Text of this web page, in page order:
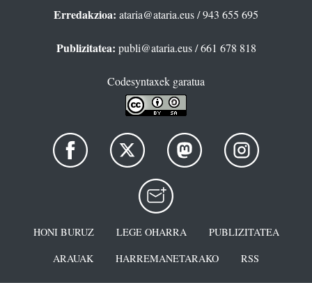
Erredakzioa: ataria@ataria.eus/ 943 655 695
Publizitatea: publi@ataria.eus/ 661 678 818
Codesyntaxek garatua
HONI BURUZ LEGE OHARRA
PUBLIZITATEA
ARAUAK
HARREMANETARAKO RSS